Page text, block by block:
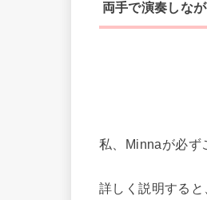
両手で演奏しな
私、Minnaが必ず
詳しく説明する